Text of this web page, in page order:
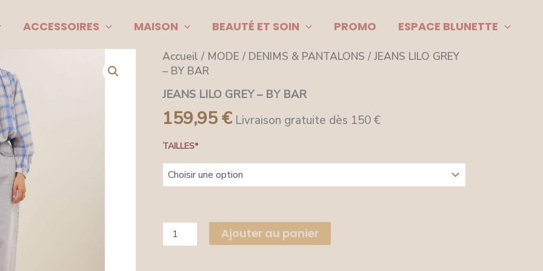
ACCESSOIRES MAISON BEAUTÉ ET SOIN PROMO ESPACE BLUNETTE
Accueil / MODE / DENIMS & PANTALONS / JEANS LILO GREY
– BY BAR
JEANS LILO GREY – BY BAR
159,95€ Livraison gratuite dès 150 €
TAILLES*
quantité
JEANS
LILO
-
BY
Ajouter au panier